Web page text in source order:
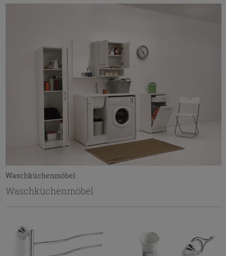
Waschküchenmöbel
Waschküchenmöbel